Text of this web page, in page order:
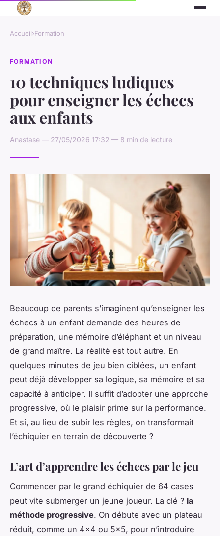
Accueil›Formation
FORMATION
10 techniques ludiques
pour enseigner les échecs
aux enfants
Anastase — 27/05/2026 17:32 — 8 min de lecture
Beaucoup de parents s’imaginent qu’enseigner les
échecs à un enfant demande des heures de
préparation, une mémoire d’éléphant et un niveau
de grand maître. La réalité est tout autre. En
quelques minutes de jeu bien ciblées, un enfant
peut déjà développer sa logique, sa mémoire et sa
capacité à anticiper. Il suffit d’adopter une approche
progressive, où le plaisir prime sur la performance.
Et si, au lieu de subir les règles, on transformait
l’échiquier en terrain de découverte ?
L’art d’apprendre les échecs par le jeu
Commencer par le grand échiquier de 64 cases
peut vite submerger un jeune joueur. La clé ? la
méthode progressive. On débute avec un plateau
réduit, comme un 4x4 ou 5x5, pour n’introduire